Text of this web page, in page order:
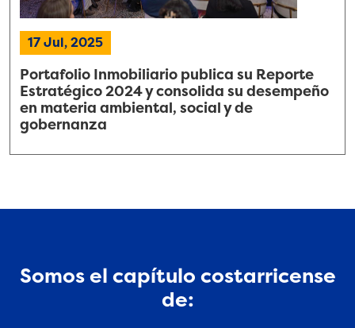
17 Jul, 2025
Portafolio Inmobiliario publica su Reporte
Estratégico 2024 y consolida su desempeño
en materia ambiental, social y de
gobernanza
Somos el capítulo costarricense
de: